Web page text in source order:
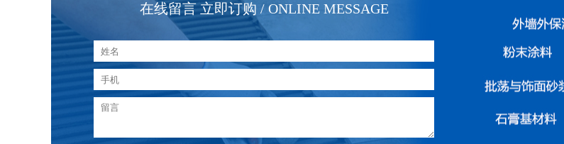
在线留言 立即订购 / ONLINE MESSAGE